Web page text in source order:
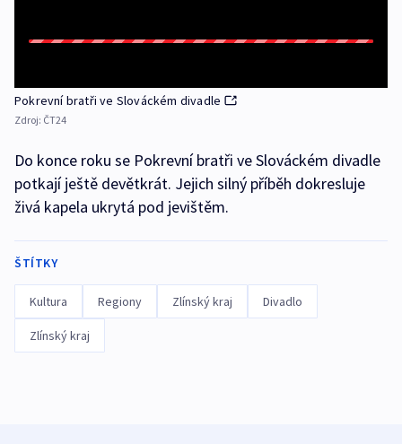
Pokrevní bratři ve Slováckém divadle
Zdroj: ČT24
Do konce roku se Pokrevní bratři ve Slováckém divadle
potkají ještě devětkrát. Jejich silný příběh dokresluje
živá kapela ukrytá pod jevištěm.
ŠTÍTKY
Kultura Regiony Zlínský kraj Divadlo
Zlínský kraj